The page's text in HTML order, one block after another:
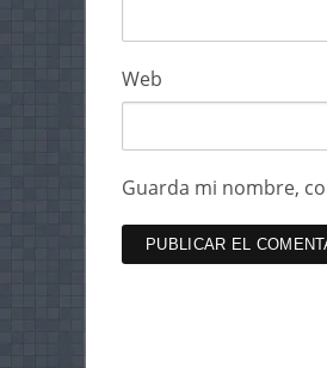
Web
Guarda mi nombre,